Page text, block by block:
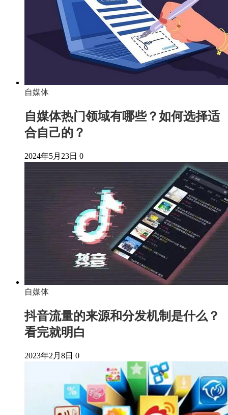
自媒体
自媒体热门领域有哪些？如何选择适
合自己的？
2024年5月23日 0
自媒体
抖音流量的来源和分发机制是什么？
看完就明白
2023年2月8日 0